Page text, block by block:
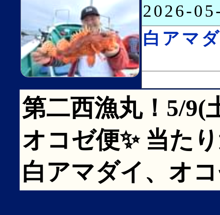
2026-
白アマ
第二西漁丸！5/9(
オコゼ便✨ 当た
白アマダイ、オ